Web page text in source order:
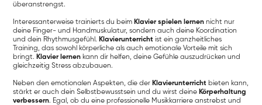
überanstrengst.
Interessanterweise trainierts du beim Klavier spielen lernen nicht nur
deine Finger- und Handmuskulatur, sondern auch deine Koordination
und dein Rhythmusgefühl. Klavierunterricht ist ein ganzheitliches
Training, das sowohl körperliche als auch emotionale Vorteile mit sich
bringt. Klavier lernen kann dir helfen, deine Gefühle auszudrücken und
gleichzeitig Stress abzubauen.
Neben den emotionalen Aspekten, die der Klavierunterricht bieten kann,
stärkt er auch dein Selbstbewusstsein und du wirst deine Körperhaltung
verbessern. Egal, ob du eine professionelle Musikkarriere anstrebst und